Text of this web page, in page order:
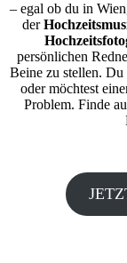
– egal ob du in
der
persönlichen
Beine zu stellen. Du
oder möchtest
Problem. Finde